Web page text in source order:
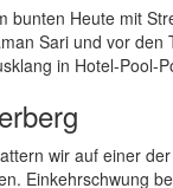
bunten Heute mit
Sari und vor den
in Hotel-Pool-
wir auf einer
Einkehrschwung